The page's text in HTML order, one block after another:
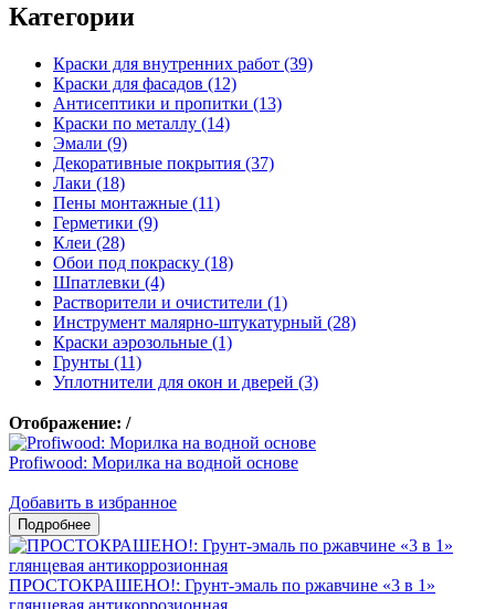
Категории
Краски для внутренних работ (39)
Краски для фасадов (12)
Антисептики и пропитки (13)
Краски по металлу (14)
Эмали (9)
Декоративные покрытия (37)
Лаки (18)
Пены монтажные (11)
Герметики (9)
Клеи (28)
Обои под покраску (18)
Шпатлевки (4)
Растворители и очистители (1)
Инструмент малярно-штукатурный (28)
Краски аэрозольные (1)
Грунты (11)
Уплотнители для окон и дверей (3)
Отображение: /
Profiwood: Морилка на водной основе
Добавить в избранное
ПРОСТОКРАШЕНО!: Грунт-эмаль по ржавчине «3 в 1»
глянцевая антикоррозионная